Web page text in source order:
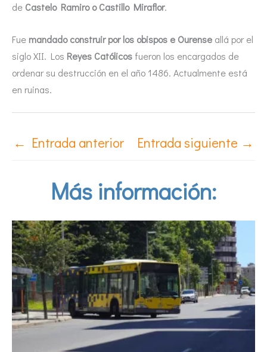
de Castelo Ramiro o Castillo Miraflor.
Fue mandado construir por los obispos e Ourense allá por el
siglo XII. Los Reyes Católicos fueron los encargados de
ordenar su destrucción en el año 1486. Actualmente está
en ruinas.
← Entrada anterior Entrada siguiente →
Más información: